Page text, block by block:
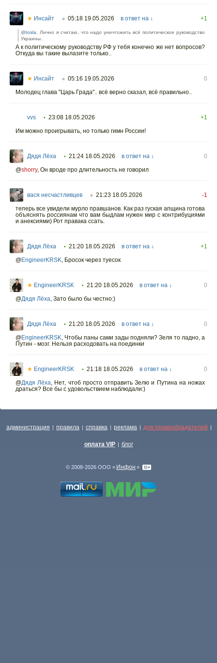
★ Инсайт ○ 05:18 19.05.2026 в ответ на ↓ +1
@tosla , Лично я считаю, что надо уничтожить всё политическое руководство
Украины..
А к политическому руководству РФ у тебя конечно же нет вопросов?
Откуда вы такие вылазите только..
★ Инсайт ○ 05:16 19.05.2026
0
Молодец глава "Царь Града".. всё верно сказал, всё правильно..
vvs • 23:08 18.05.2026
+1
Им можно проигрывать, но только гимн России!
Дядя Лёха • 21:24 18.05.2026 в ответ на ↓
0
@shorry, Он вроде про длительность не говорил
вася несчастливцев ○ 21:23 18.05.2026
-1
теперь все увидели мурло правшанов. Как раз гуская апщина готова
объяснять россиянам что вам быдлам нужен мир с контрибуциями
и анексиями) Рот правака ссать.
Дядя Лёха • 21:20 18.05.2026 в ответ на ↓
+1
@EngineerKRSK Бросок через туесок
★ EngineerKRSK • 21:20 18.05.2026 в ответ на ↓
0
@Дядя Лёха Зато было бы честно:)
Дядя Лёха • 21:20 18.05.2026 в ответ на ↓
0
@EngineerKRSK Чтобы паны сами зады подняли? Зеля то ладно, а
Путин - мозг. Нельзя расходовать на поединки
★ EngineerKRSK • 21:18 18.05.2026 в ответ на ↓
0
@Дядя Лёха
Нет, чтоб просто отправить Зелю и Путина на ножах
драться? Все бы с удовольствием наблюдали:)
администрация | правила | справка | реклама | для правообладателей |
оплата VIP | блог
© 2008-2026 ООО « Инфон »